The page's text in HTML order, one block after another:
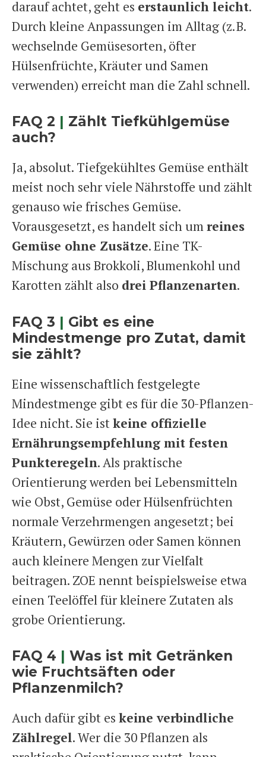
darauf achtet, geht es erstaunlich leicht.
Durch kleine Anpassungen im Alltag (z. B.
wechselnde Gemüsesorten, öfter
Hülsenfrüchte, Kräuter und Samen
verwenden) erreicht man die Zahl schnell.
FAQ 2 | Zählt Tiefkühlgemüse
auch?
Ja, absolut. Tiefgekühltes Gemüse enthält
meist noch sehr viele Nährstoffe und zählt
genauso wie frisches Gemüse.
Vorausgesetzt, es handelt sich umreines
Gemüse ohne Zusätze. Eine TK-
Mischung aus Brokkoli, Blumenkohl und
Karotten zählt also drei Pflanzenarten.
FAQ 3 | Gibt es eine
Mindestmenge pro Zutat, damit
sie zählt?
Eine wissenschaftlich festgelegte
Mindestmenge gibt es für die 30-Pflanzen-
Idee nicht. Sie ist keine offizielle
Ernährungsempfehlung mit festen
Punkteregeln. Als praktische
Orientierung werden bei Lebensmitteln
wie Obst, Gemüse oder Hülsenfrüchten
normale Verzehrmengen angesetzt; bei
Kräutern, Gewürzen oder Samen können
auch kleinere Mengen zur Vielfalt
beitragen. ZOE nennt beispielsweise etwa
einen Teelöffel für kleinere Zutaten als
grobe Orientierung.
FAQ 4 | Was ist mit Getränken
wie Fruchtsäften oder
Pflanzenmilch?
Auch dafür gibt es keine verbindliche
Zählregel. Wer die 30 Pflanzen als